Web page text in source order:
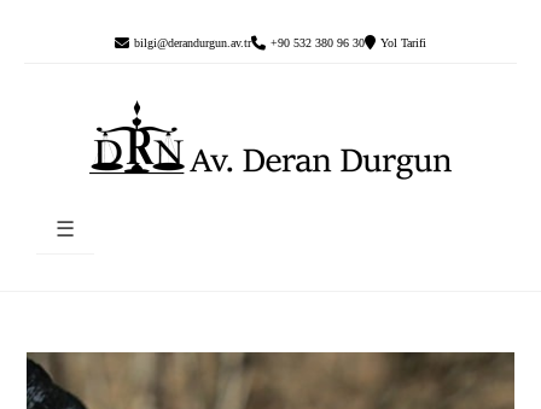
bilgi@derandurgun.av.tr +90 532 380 96 30 Yol Tarifi
☰